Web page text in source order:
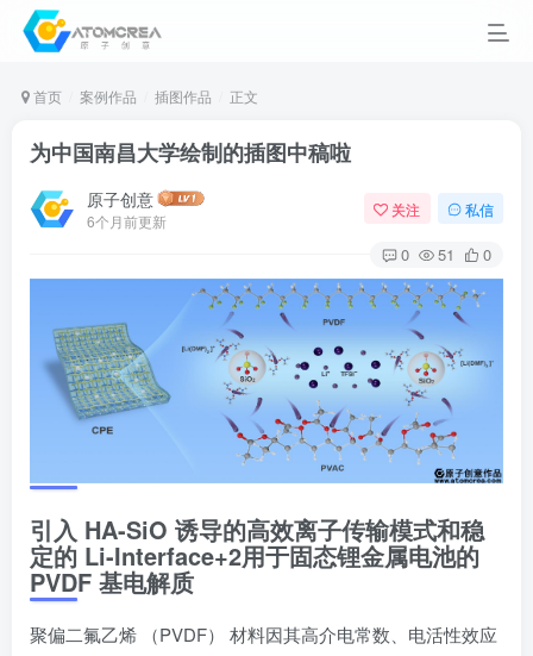
首页 案例作品 插图作品 正文
为中国南昌大学绘制的插图中稿啦
原子创意
6个月前更新
关注 私信
0 51 0
引入 HA-SiO 诱导的高效离子传输模式和稳
定的 Li-Interface+2用于固态锂金属电池的
PVDF 基电解质
聚偏二氟乙烯 （PVDF） 材料因其高介电常数、电活性效应